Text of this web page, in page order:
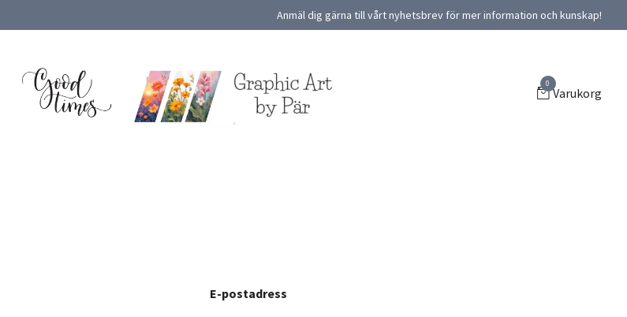
Anmäl dig gärna till vårt nyhetsbrev för mer information och kunskap!
0
Varukorg
E-postadress